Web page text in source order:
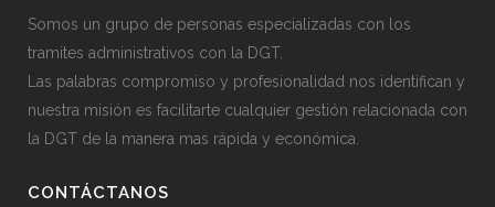
Somos un grupo de personas especializadas con los
tramites administrativos con la DGT.
Las palabras compromiso y profesionalidad nos identifican y
nuestra misión es facilitarte cualquier gestión relacionada con
la DGT de la manera mas rápida y económica.
CONTÁCTANOS